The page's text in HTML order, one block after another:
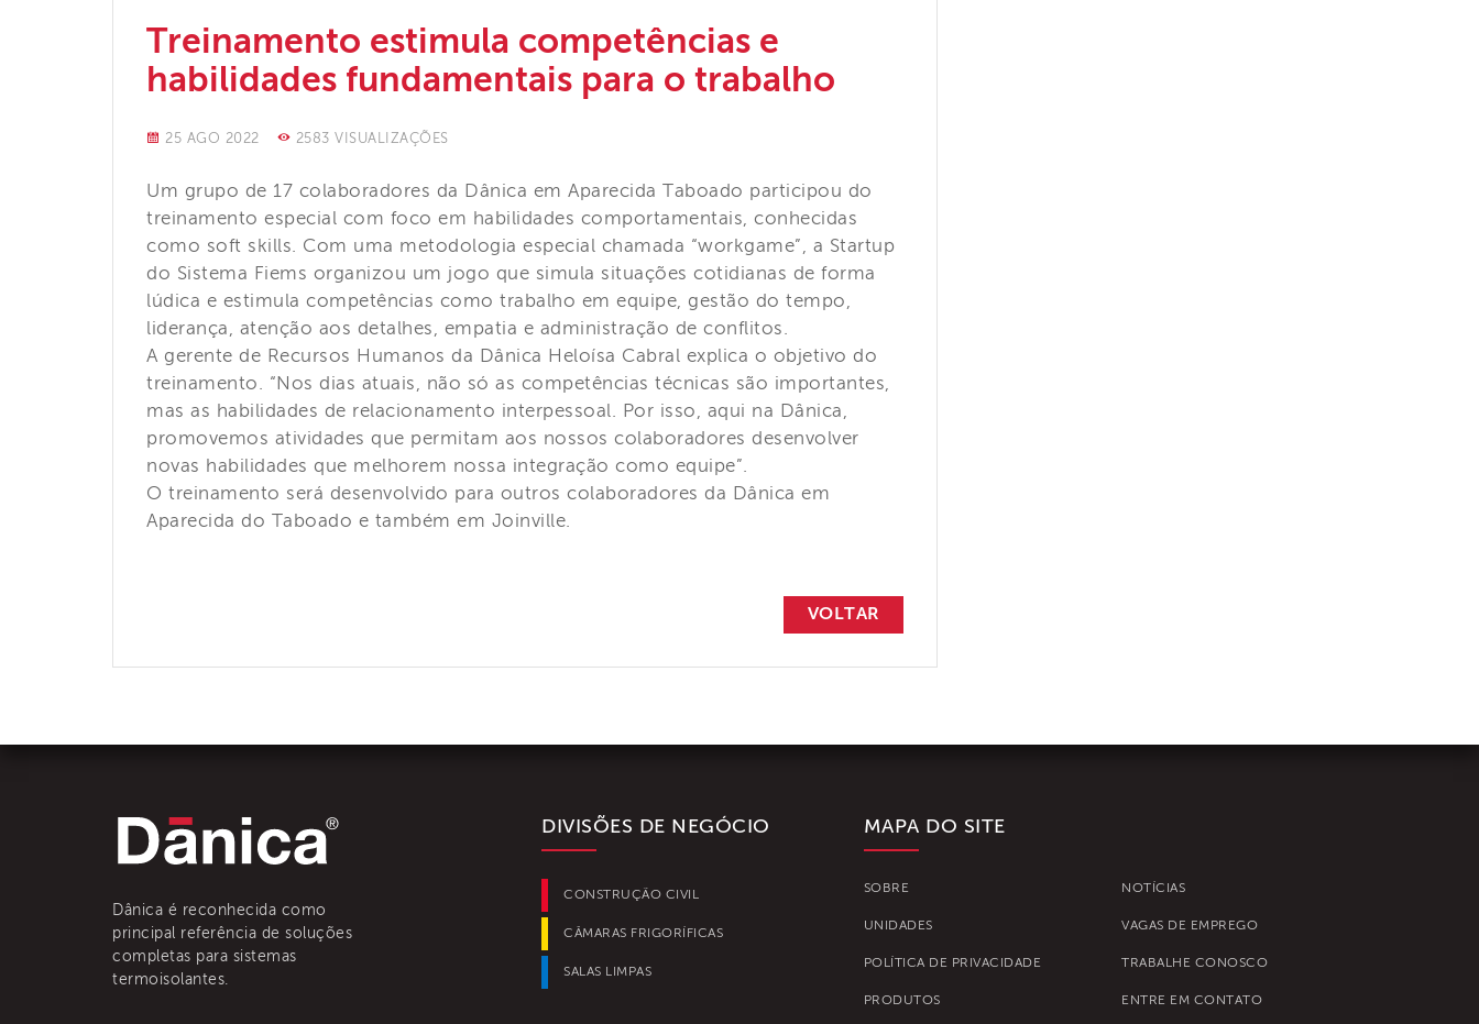
Treinamento estimula competências e
habilidades fundamentais para o trabalho
25 AGO 2022 2583 VISUALIZAÇÕES
Um grupo de 17 colaboradores da Dânica em Aparecida Taboado participou do
treinamento especial com foco em habilidades comportamentais, conhecidas
como soft skills. Com uma metodologia especial chamada “workgame”, a Startup
do Sistema Fiems organizou um jogo que simula situações cotidianas de forma
lúdica e estimula competências como trabalho em equipe, gestão do tempo,
liderança, atenção aos detalhes, empatia e administração de conflitos.
A gerente de Recursos Humanos da Dânica Heloísa Cabral explica o objetivo do
treinamento. “Nos dias atuais, não só as competências técnicas são importantes,
mas as habilidades de relacionamento interpessoal. Por isso, aqui na Dânica,
promovemos atividades que permitam aos nossos colaboradores desenvolver
novas habilidades que melhorem nossa integração como equipe”.
O treinamento será desenvolvido para outros colaboradores da Dânica em
Aparecida do Taboado e também em Joinville.
VOLTAR
Dânica é reconhecida como
principal referência de soluções
completas para sistemas
termoisolantes.
DIVISÕES DE NEGÓCIO
CONSTRUÇÃO CIVIL
CÂMARAS FRIGORÍFICAS
SALAS LIMPAS
MAPA DO SITE
SOBRE
UNIDADES
POLÍTICA DE PRIVACIDADE
PRODUTOS
NOTÍCIAS
VAGAS DE EMPREGO
TRABALHE CONOSCO
ENTRE EM CONTATO